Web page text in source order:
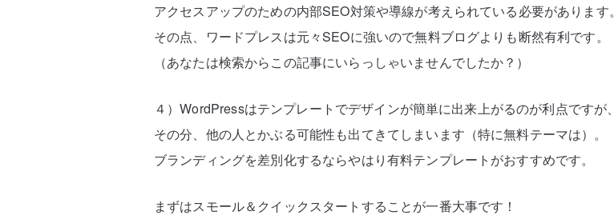
アクセスアップのための内部SEO対策や導線が考えられている必要があります。
その点、ワードプレスは元々SEOに強いので無料ブログよりも断然有利です。
（あなたは検索からこの記事にいらっしゃいませんでしたか？）
４）WordPressはテンプレートでデザインが簡単に出来上がるのが利点ですが、
その分、他の人とかぶる可能性も出てきてしまいます（特に無料テーマは）。
ブランディングを差別化するならやはり有料テンプレートがおすすめです。
まずはスモール＆クイックスタートすることが一番大事です！